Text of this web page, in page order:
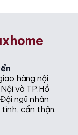
hàng nội
và TP.Hồ
ngũ nhân
tình, cẩn thận.